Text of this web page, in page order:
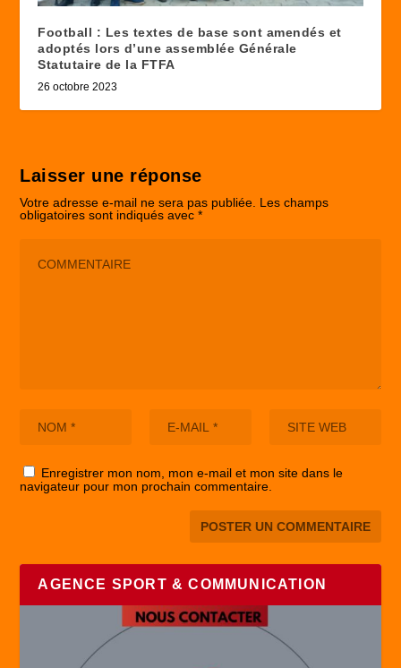
Football : Les textes de base sont amendés et
adoptés lors d’une assemblée Générale
Statutaire de la FTFA
26 octobre 2023
Laisser une réponse
Votre adresse e-mail ne sera pas publiée. Les champs
obligatoires sont indiqués avec*
Enregistrer mon nom, mon e-mail et mon site dans le
navigateur pour mon prochain commentaire.
AGENCE SPORT & COMMUNICATION